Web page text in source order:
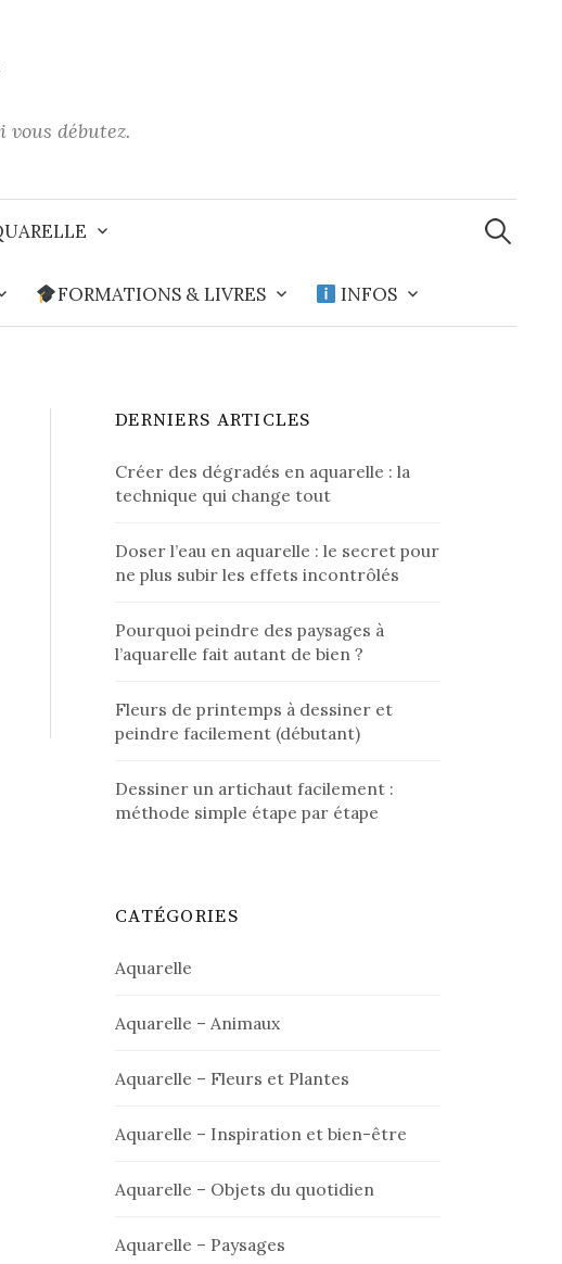
débutez.
FORMATIONS & LIVRES INFOS
DERNIERS ARTICLES
Créer des dégradés en aquarelle : la
technique qui change tout
Doser l’eau en aquarelle : le secret pour
ne plus subir les effets incontrôlés
Pourquoi peindre des paysages à
l’aquarelle fait autant de bien ?
Fleurs de printemps à dessiner et
peindre facilement (débutant)
Dessiner un artichaut facilement :
méthode simple étape par étape
CATÉGORIES
Aquarelle
Aquarelle – Animaux
Aquarelle – Fleurs et Plantes
Aquarelle – Inspiration et bien-être
Aquarelle – Objets du quotidien
Aquarelle – Paysages